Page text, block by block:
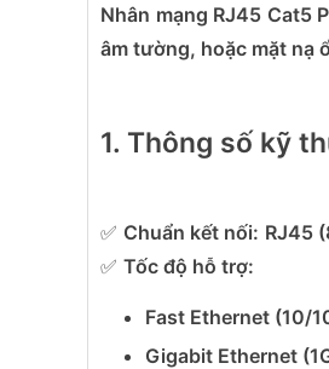
Nhân mạng RJ45 Cat5
âm tường, hoặc mặt nạ
1. Thông số kỹ
✅ Chuẩn kết nối: RJ45
✅ Tốc độ hỗ trợ:
Fast Ethernet (10/
Gigabit Ethernet